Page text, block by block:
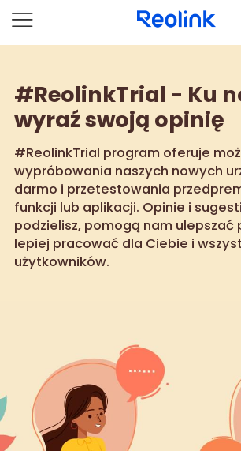
#ReolinkTrial - Ku
wyraź swoją opinię
#ReolinkTrial program oferuje
wypróbowania naszych nowych
darmo i przetestowania
funkcji lub aplikacji. Opinie i
podzielisz, pomogą nam ulepszać
lepiej pracować dla Ciebie i
użytkowników.